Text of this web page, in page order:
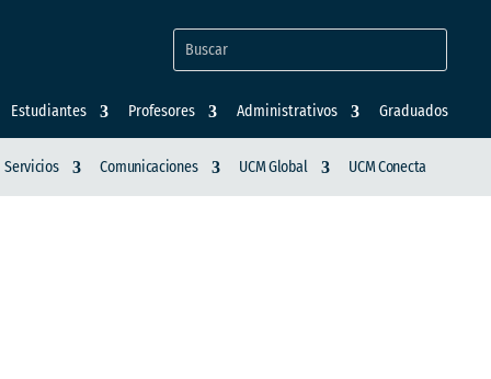
Estudiantes Profesores Administrativos Graduados
Servicios Comunicaciones UCM Global UCM Conecta